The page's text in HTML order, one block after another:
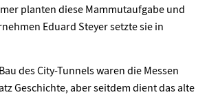
planten diese Mammutaufgabe und
Eduard Steyer setzte sie in
des City-Tunnels waren die Messen
Geschichte, aber seitdem dient das alte